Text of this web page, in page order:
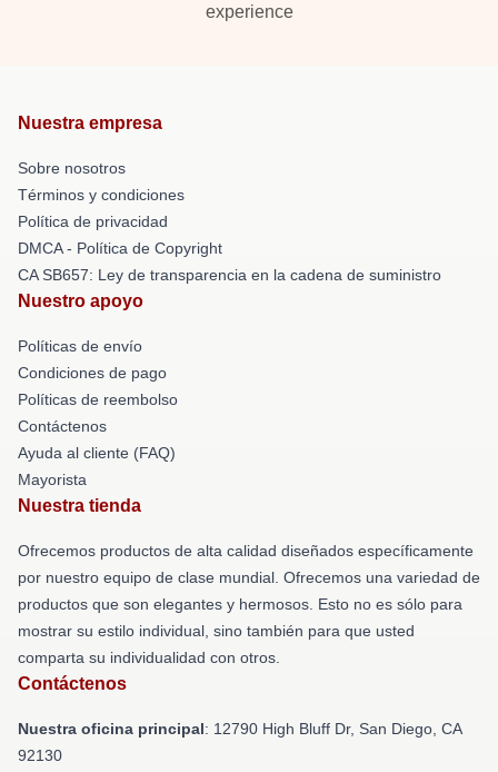
experience
Nuestra empresa
Sobre nosotros
Términos y condiciones
Política de privacidad
DMCA - Política de Copyright
CA SB657: Ley de transparencia en la cadena de suministro
Nuestro apoyo
Políticas de envío
Condiciones de pago
Políticas de reembolso
Contáctenos
Ayuda al cliente (FAQ)
Mayorista
Nuestra tienda
Ofrecemos productos de alta calidad diseñados específicamente
por nuestro equipo de clase mundial. Ofrecemos una variedad de
productos que son elegantes y hermosos. Esto no es sólo para
mostrar su estilo individual, sino también para que usted
comparta su individualidad con otros.
Contáctenos
Nuestra oficina principal: 12790 High Bluff Dr, San Diego, CA
92130